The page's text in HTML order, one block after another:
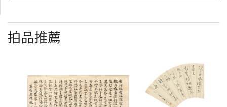
拍品推薦